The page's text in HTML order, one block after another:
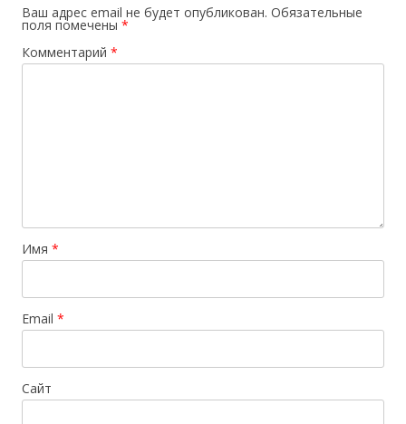
Ваш адрес email не будет опубликован. Обязательные
поля помечены *
Комментарий *
Имя *
Email *
Сайт